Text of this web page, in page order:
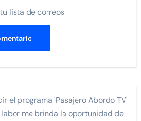
lista de correos
el programa 'Pasajero Abordo TV'
labor me brinda la oportunidad de